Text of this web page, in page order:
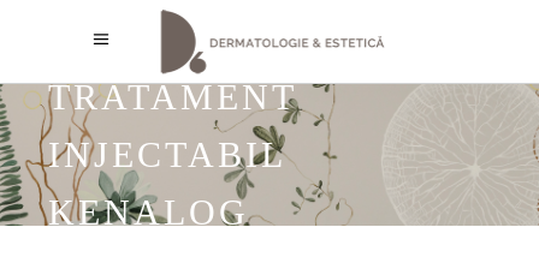
TRATAMENT
INJECTABIL
KENALOG